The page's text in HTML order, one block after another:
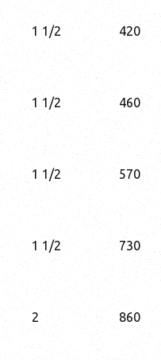
1 1/2 420
1 1/2 460
1 1/2 570
1 1/2 730
2 860